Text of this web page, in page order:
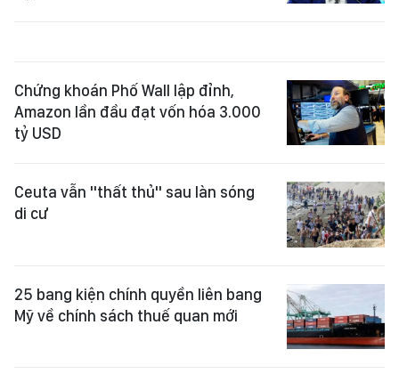
Chứng khoán Phố Wall lập đỉnh,
Amazon lần đầu đạt vốn hóa 3.000
tỷ USD
Ceuta vẫn "thất thủ" sau làn sóng
di cư
25 bang kiện chính quyền liên bang
Mỹ về chính sách thuế quan mới